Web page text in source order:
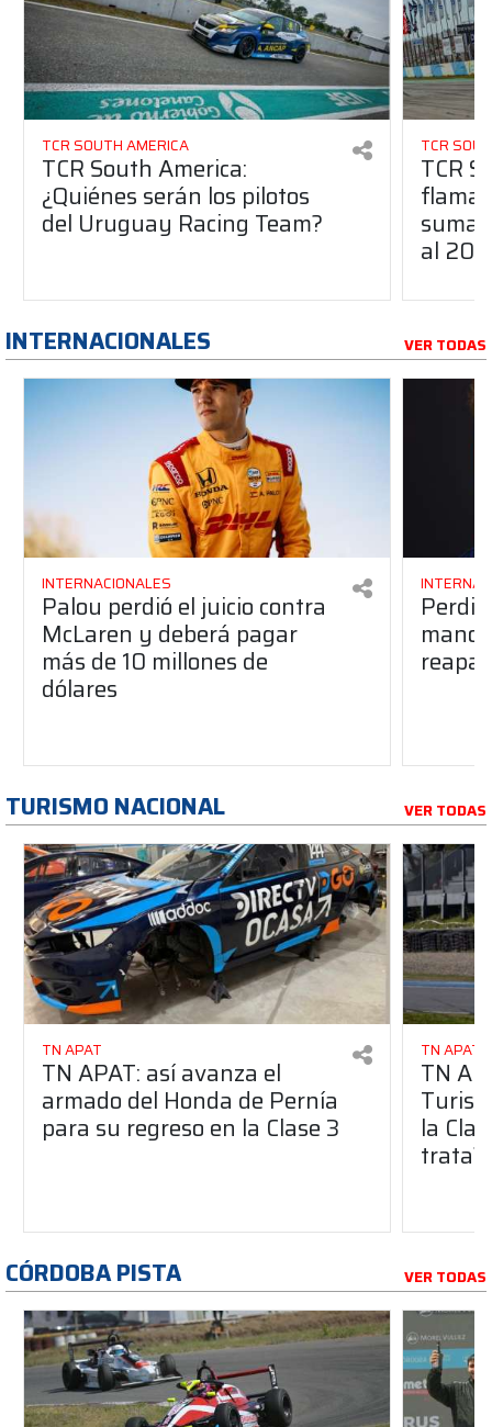
TCR SOUTH AMERICA
TCR South America:
¿Quiénes serán los pilotos
del Uruguay Racing Team?
TCR
TCR
suma
al
INTERNACIONALES VER TODAS
INTERNACIONALES
Palou perdió el juicio contra
McLaren y deberá pagar
más de 10 millones de
dólares
TURISMO NACIONAL VER TODAS
TN APAT
TN APAT: así avanza el
armado del Honda de Pernía
para su regreso en la Clase 3
TN APAT
TN
la
trata?
CÓRDOBA PISTA VER TODAS